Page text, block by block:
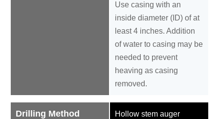
Use casing with an
inside diameter (ID) of at
least 4 inches. Addition
of water to casing may be
needed to prevent
heaving as casing
removed.
Drilling Method
Hollow stem auger